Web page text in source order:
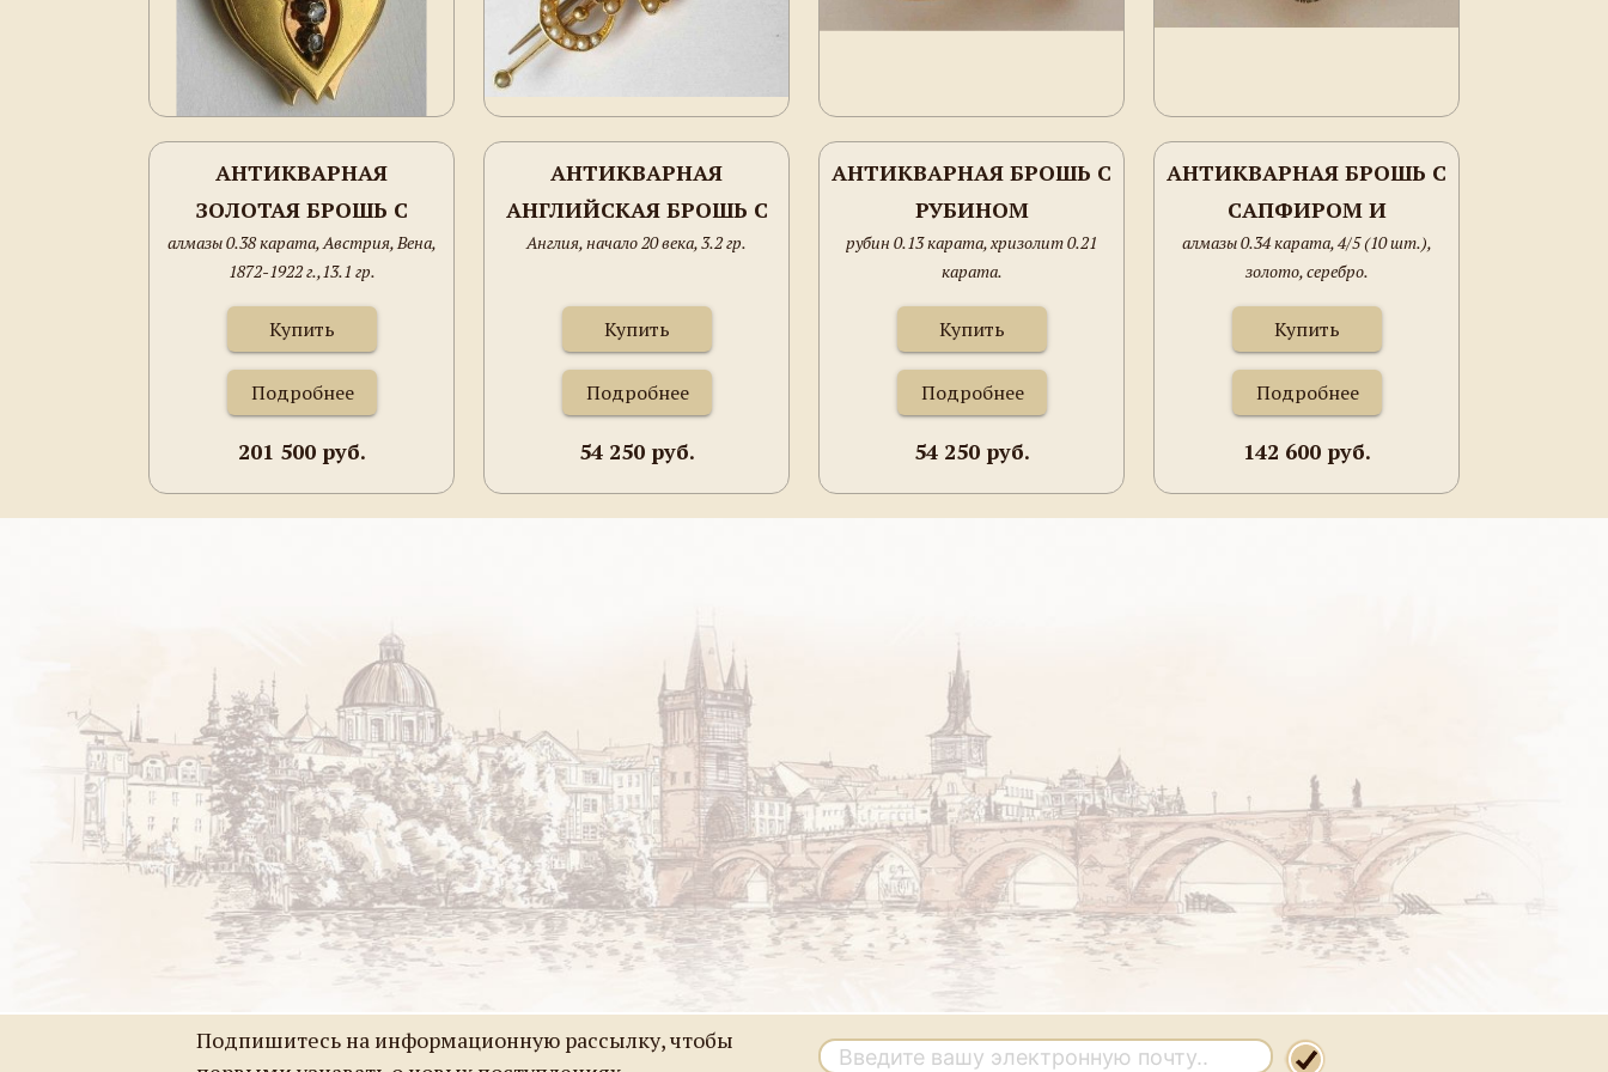
АНТИКВАРНАЯ
ЗОЛОТАЯ БРОШЬ С
РЕЛИКВАРИЕМ
алмазы 0.38 карата, Австрия, Вена,
1872-1922 г.,13.1 гр.
Купить
Подробнее
201 500 руб.
АНТИКВАРНАЯ
АНГЛИЙСКАЯ БРОШЬ С
РУБИНОМ И ЖЕМЧУГОМ
Англия, начало 20 века, 3.2 гр.
Купить
Подробнее
54 250 руб.
АНТИКВАРНАЯ БРОШЬ С
РУБИНОМ
рубин 0.13 карата, хризолит 0.21
карата.
Купить
Подробнее
54 250 руб.
АНТИКВАРНАЯ БРОШЬ С
САПФИРОМ И
АЛМАЗАМИ
алмазы 0.34 карата, 4/5 (10 шт.),
золото, серебро.
Купить
Подробнее
142 600 руб.
Подпишитесь на информационную рассылку, чтобы